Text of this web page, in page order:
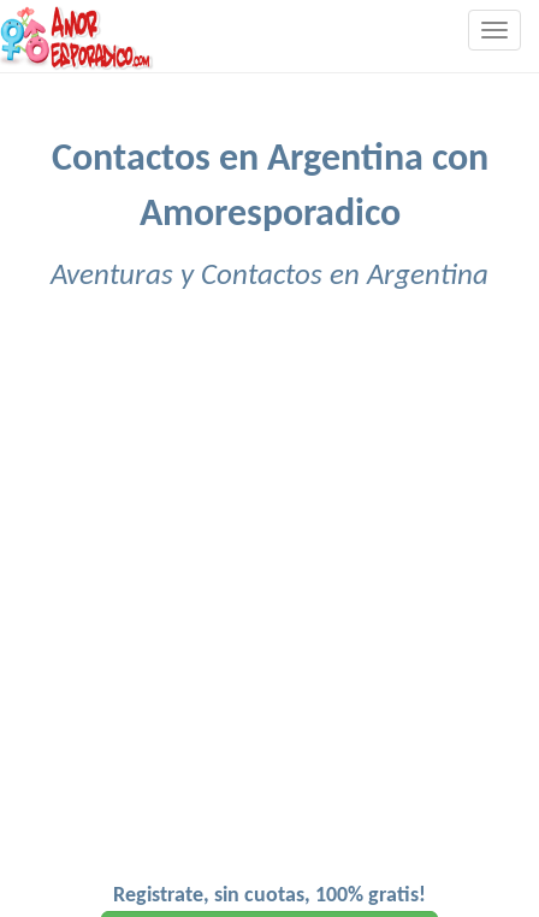
Contactos en Argentina con
Amoresporadico
Aventuras y Contactos en Argentina
Registrate, sin cuotas, 100% gratis!